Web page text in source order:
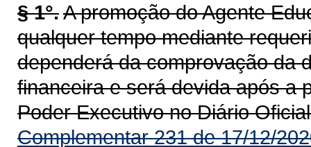
§ 1°.A promoção do Agente
qualquer tempo mediante
dependerá da comprovação da
financeira e será devida após a
Poder Executivo no Diário
Complementar 231 de 17/12/